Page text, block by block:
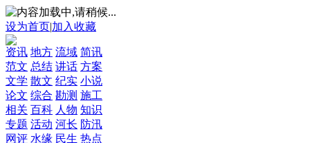
设为首页|加入收藏
资讯 地方 流域 简讯
范文 总结 讲话 方案
文学 散文 纪实 小说
论文 综合 勘测 施工
相关 百科 人物 知识
专题 活动 河长 防汛
网评 水缘 民生 热点